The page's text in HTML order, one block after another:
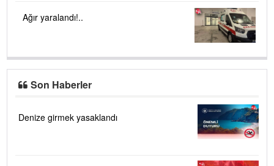
Ağır yaralandı!..
Son Haberler
Denize girmek yasaklandı